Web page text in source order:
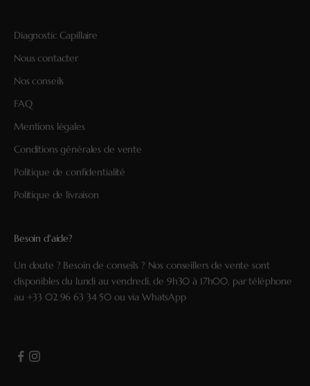
Diagnostic Capillaire
Nous contacter
Nos conseils
FAQ
Mentions légales
Conditions générales de vente
Politique de confidentialité
Politique de livraison
Besoin d'aide?
Un doute ? Besoin de conseils ? Nos conseillers de vente sont
disponibles du lundi au vendredi, de 9h30 à 17h00, par téléphone
au +33 02 96 63 34 50 ou via WhatsApp